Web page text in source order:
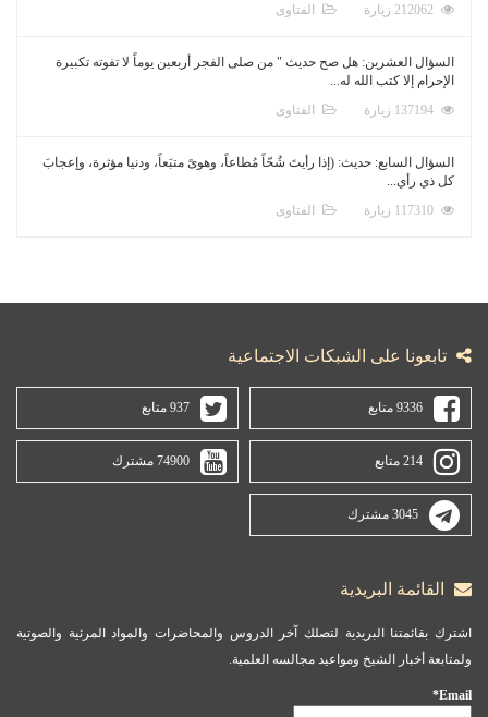
الفتاوى
السؤال العشرين: هل صح حديث " من صلى الفجر أربعين يوماً لا تفوته تكبيرة
الإحرام إلا كتب الله له...
الفتاوى
السؤال السابع: حديث: (إذا رأيتَ شُحّاً مُطاعاً، وهوىً متبَعاً، ودنيا مؤثرة، وإعجابَ
كل ذي رأي...
الفتاوى
تابعونا على الشبكات الاجتماعية
9336 متابع 937 متابع
214 متابع 74900 مشترك
3045 مشترك
القائمة البريدية
اشترك بقائمتنا البريدية لتصلك آخر الدروس والمحاضرات والمواد المرئية والصوتية
ولمتابعة أخبار الشيخ ومواعيد مجالسه العلمية.
Email*